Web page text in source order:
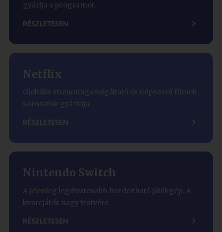
gyártja a programot.
RÉSZLETESEN
Netflix
Globális streamingszolgáltató és népszerű filmek,
sorozatok gyártója.
RÉSZLETESEN
Nintendo Switch
A jelenleg legdivatosabb hordozható játékgép. A
kvarcjáték nagy testvére.
RÉSZLETESEN